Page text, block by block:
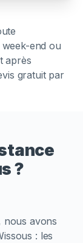
end ou
après
gratuit par
?
nous avons
: les